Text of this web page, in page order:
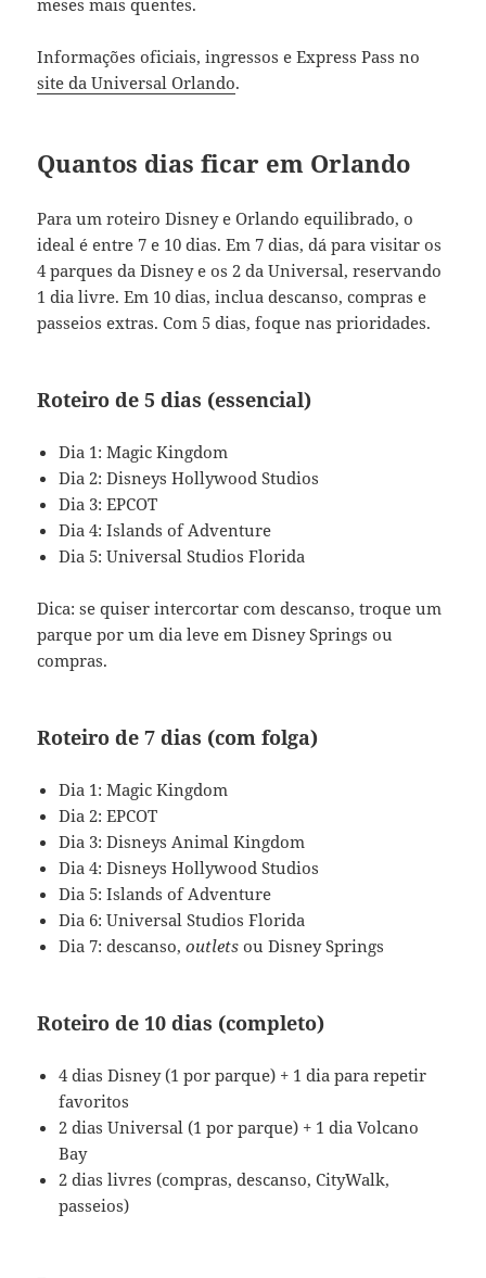
Informações oficiais, ingressos e Express Pass no
site da Universal Orlando.
Quantos dias ficar em Orlando
Para um roteiro Disney e Orlando equilibrado, o
ideal é entre 7 e 10 dias. Em 7 dias, dá para visitar os
4 parques da Disney e os 2 da Universal, reservando
1 dia livre. Em 10 dias, inclua descanso, compras e
passeios extras. Com 5 dias, foque nas prioridades.
Roteiro de 5 dias (essencial)
Dia 1: Magic Kingdom
Dia 2: Disneys Hollywood Studios
Dia 3: EPCOT
Dia 4: Islands of Adventure
Dia 5: Universal Studios Florida
Dica: se quiser intercortar com descanso, troque um
parque por um dia leve em Disney Springs ou
compras.
Roteiro de 7 dias (com folga)
Dia 1: Magic Kingdom
Dia 2: EPCOT
Dia 3: Disneys Animal Kingdom
Dia 4: Disneys Hollywood Studios
Dia 5: Islands of Adventure
Dia 6: Universal Studios Florida
Dia 7: descanso,outlets ou Disney Springs
Roteiro de 10 dias (completo)
4 dias Disney (1 por parque) + 1 dia para repetir
favoritos
2 dias Universal (1 por parque) + 1 dia Volcano
Bay
2 dias livres (compras, descanso, CityWalk,
passeios)